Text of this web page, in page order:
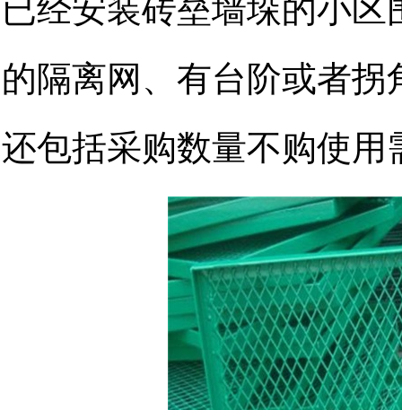
已经安装砖垒墙垛的小
的隔离网、有台阶或者
还包括采购数量不购使